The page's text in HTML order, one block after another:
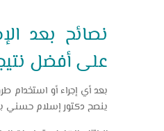
نصائح بعد
على أفضل
بعد أي إجراء أو استخدام
ينصح دكتور إسلام حسني